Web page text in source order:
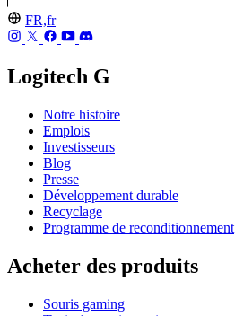
FR,fr
Logitech G
Notre histoire
Emplois
Investisseurs
Blog
Presse
Développement durable
Recyclage
Programme de reconditionnement
Acheter des produits
Souris gaming